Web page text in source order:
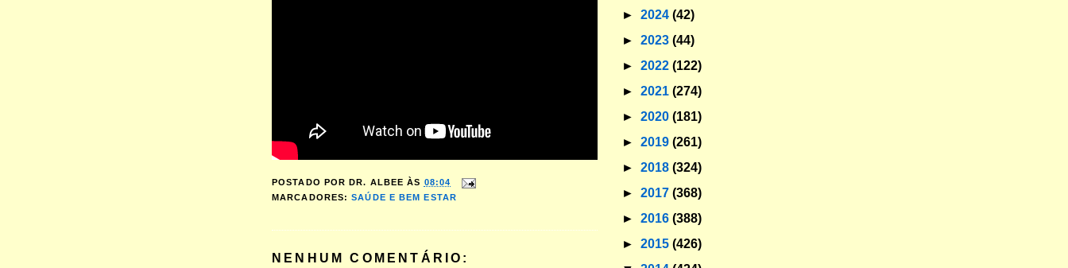
POSTADO POR DR. ALBEE ÀS 08:04
MARCADORES:SAÚDE E BEM ESTAR
NENHUM COMENTÁRIO:
► 2024 (42)
► 2023 (44)
► 2022 (122)
► 2021 (274)
► 2020 (181)
► 2019 (261)
► 2018 (324)
► 2017 (368)
► 2016 (388)
► 2015 (426)